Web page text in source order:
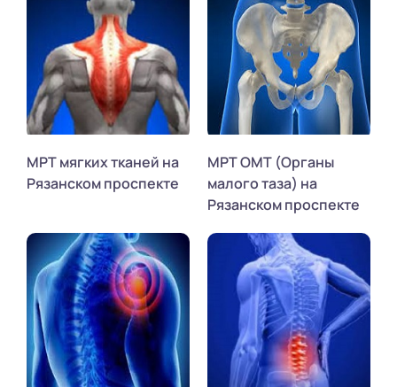
МРТ мягких тканей на
Рязанском проспекте
МРТ ОМТ (Органы
малого таза) на
Рязанском проспекте